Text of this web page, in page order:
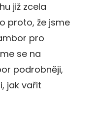
již zcela
proto, že jsme
pro
se na
podrobněji,
jak vařit